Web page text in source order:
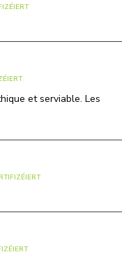
et serviable. Les